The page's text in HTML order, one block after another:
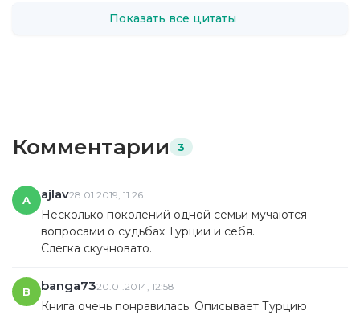
Показать все цитаты
Комментарии 3
A ajlav28.01.2019, 11:26
Несколько поколений одной семьи мучаются
вопросами о судьбах Турции и себя.
Слегка скучновато.
B banga7320.01.2014, 12:58
Книга очень понравилась. Описывает Турцию